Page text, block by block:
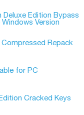
Deluxe Edition Bypass
Version
Repack
for PC
Cracked Keys